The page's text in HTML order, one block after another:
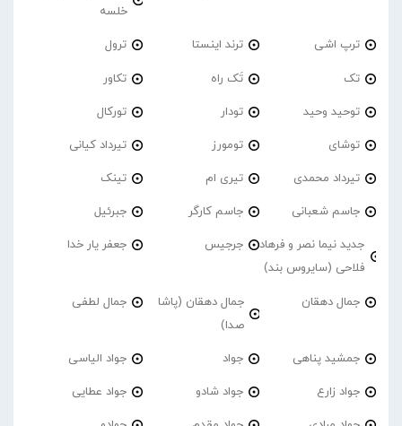
خلسه
ترپ اشی ترند اینستا ترول
تک تَک راه تکاور
توحید وحید تودار تورکال
توشای تومورز تیرداد کیانی
تیرداد محمدی تیری ام تینک
جاسم شعبانی جاسم کارگر جبرئیل
جدید نیما نصر و فرهاد
فلاحی (سایروس بند)
جرجیس جعفر یار خدا
جمال دهقان
جمال دهقان (پاشا
صدا)
جمال لطفی
جمشید پناهی جواد جواد الیاسی
جواد زارع جواد شادو جواد عطایی